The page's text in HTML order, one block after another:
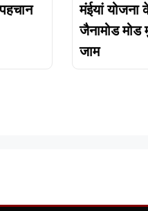
मंईयां
जैनामोड मोड
जाम